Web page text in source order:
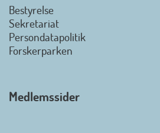
Danish.Care fra den 01.
officielt kan kalde sig for
medlemsforening i DI -
gennemslagskraft og
Bestyrelse
Sekretariat
Persondatapolitik
Forskerparken
Medlemssider